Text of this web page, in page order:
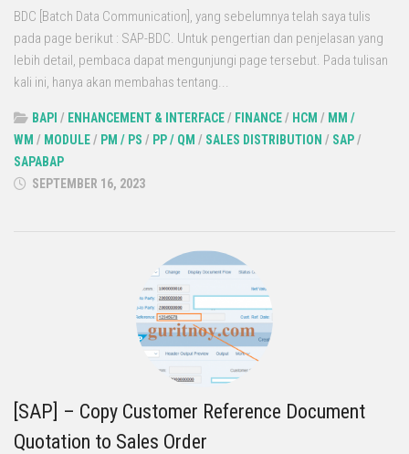
BDC [Batch Data Communication], yang sebelumnya telah saya tulis
pada page berikut : SAP-BDC. Untuk pengertian dan penjelasan yang
lebih detail, pembaca dapat mengunjungi page tersebut. Pada tulisan
kali ini, hanya akan membahas tentang...
BAPI / ENHANCEMENT & INTERFACE/ FINANCE/ HCM / MM /
WM / MODULE/ PM / PS / PP / QM / SALES DISTRIBUTION / SAP/
SAPABAP
SEPTEMBER 16, 2023
[SAP] – Copy Customer Reference Document
Quotation to Sales Order